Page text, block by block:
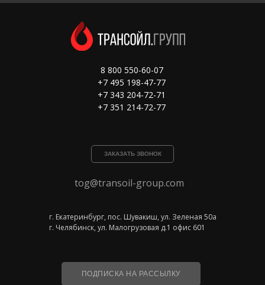
ПОДПИСКА НА РАССЫЛКУ
8 800 550-60-07
+7 495 198-47-77
+7 343 204-72-71
+7 351 214-72-77
ЗАКАЗАТЬ ЗВОНОК
tog@transoil-group.com
г. Екатеринбург, пос. Шувакиш, ул. Зеленая 50а
г. Челябинск, ул. Малогрузовая д.1 офис 601